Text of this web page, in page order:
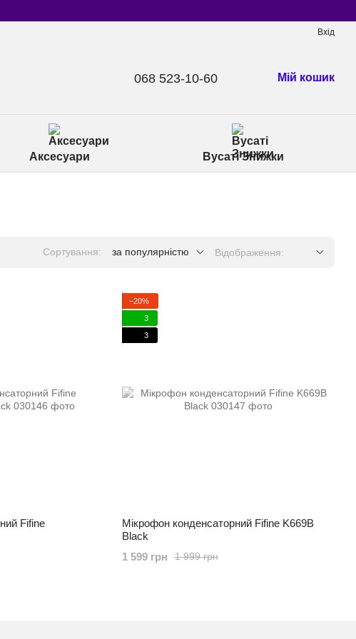
Вхід
068 523-10-60 Мій кошик
Аксесуари Вусаті Знижки
Сортування: за популярністю Відображення:
Fifine
−20%
3
3
Мікрофон конденсаторний Fifine K669B
Black
1 999 грн
1 599 грн